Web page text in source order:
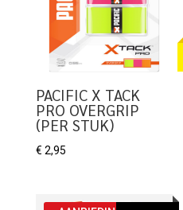
PACIFIC X TACK
PRO OVERGRIP
(PER STUK)
€ 2,95